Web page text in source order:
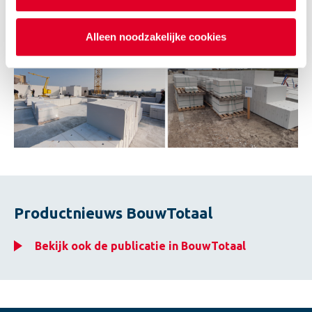
Alleen noodzakelijke cookies
gewenst ook de vloeren.
Productnieuws BouwTotaal
Bekijk ook de publicatie in BouwTotaal